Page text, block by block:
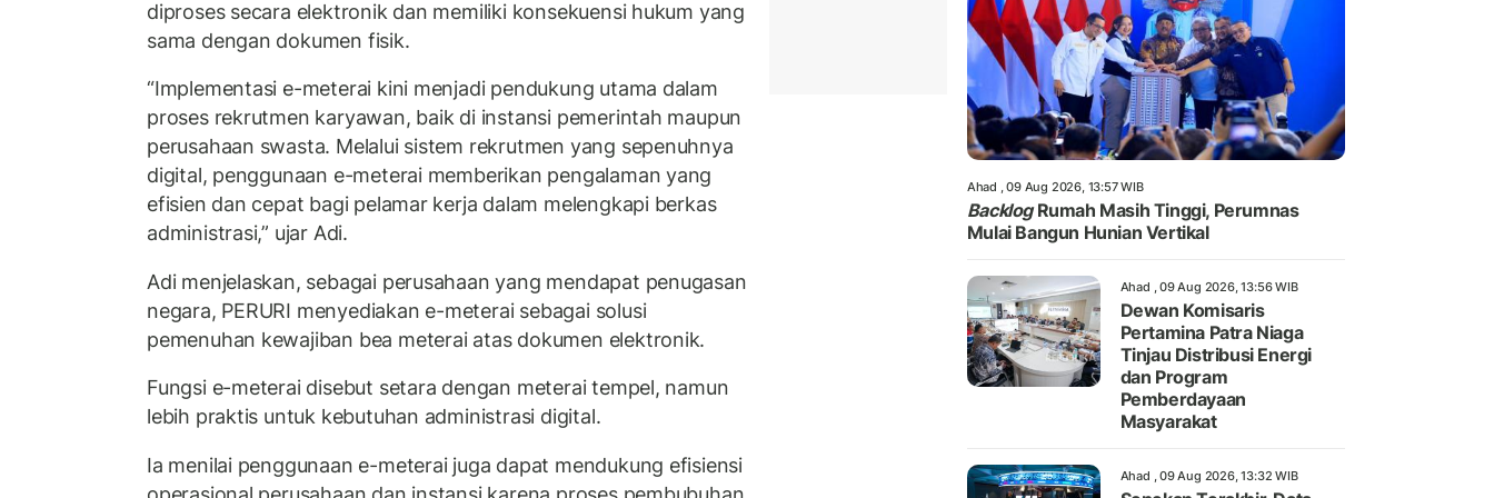
diproses secara elektronik dan memiliki konsekuensi hukum yang
sama dengan dokumen fisik.
“Implementasi e-meterai kini menjadi pendukung utama dalam
proses rekrutmen karyawan, baik di instansi pemerintah maupun
perusahaan swasta. Melalui sistem rekrutmen yang sepenuhnya
digital, penggunaan e-meterai memberikan pengalaman yang
efisien dan cepat bagi pelamar kerja dalam melengkapi berkas
administrasi,” ujar Adi.
Adi menjelaskan, sebagai perusahaan yang mendapat penugasan
negara, PERURI menyediakan e-meterai sebagai solusi
pemenuhan kewajiban bea meterai atas dokumen elektronik.
Fungsi e-meterai disebut setara dengan meterai tempel, namun
lebih praktis untuk kebutuhan administrasi digital.
Ia menilai penggunaan e-meterai juga dapat mendukung efisiensi
Ahad , 09 Aug 2026, 13:57 WIB
BacklogRumah Masih Tinggi, Perumnas
Mulai Bangun Hunian Vertikal
Ahad , 09 Aug 2026, 13:56 WIB
Dewan Komisaris
Pertamina Patra Niaga
Tinjau Distribusi Energi
dan Program
Pemberdayaan
Masyarakat
Ahad , 09 Aug 2026, 13:32 WIB